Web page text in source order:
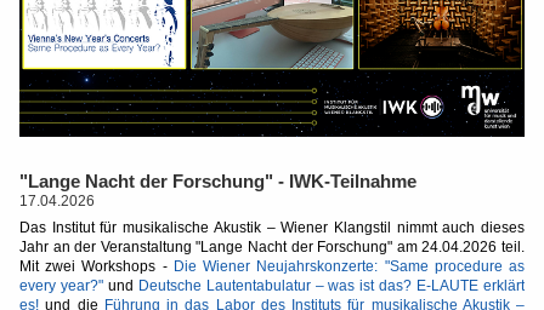
"Lange Nacht der Forschung" - IWK-Teilnahme
17.04.2026
Das Institut für musikalische Akustik – Wiener Klangstil nimmt auch dieses
Jahr an der Veranstaltung "Lange Nacht der Forschung" am 24.04.2026 teil.
Mit zwei Workshops - Die Wiener Neujahrskonzerte: "Same procedure as
every year?"und Deutsche Lautentabulatur – was ist das? E-LAUTE erklärt
es! und die Führung in das Labor des Instituts für musikalische Akustik –